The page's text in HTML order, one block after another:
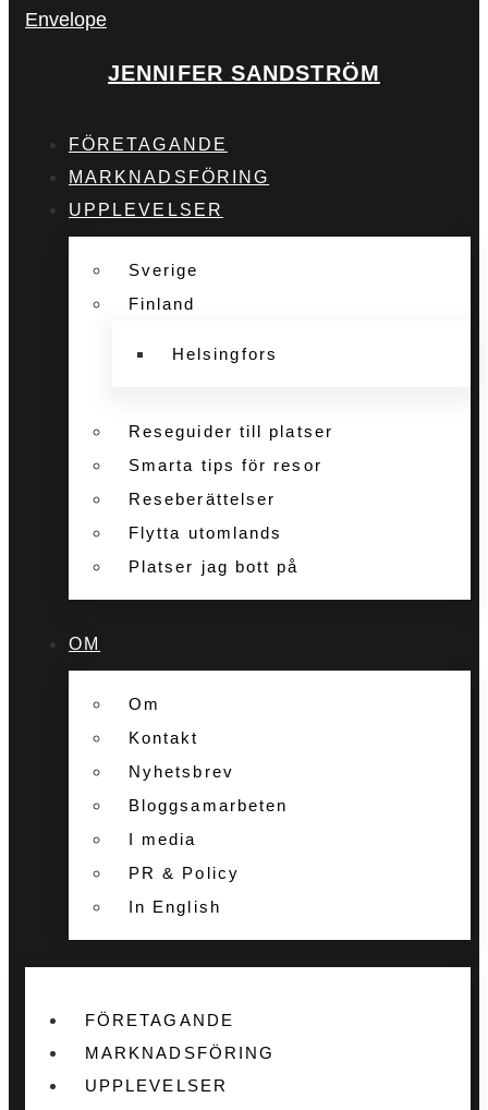
Envelope
JENNIFER SANDSTRÖM
FÖRETAGANDE
MARKNADSFÖRING
UPPLEVELSER
Sverige
Finland
Helsingfors
Reseguider till platser
Smarta tips för resor
Reseberättelser
Flytta utomlands
Platser jag bott på
OM
Om
Kontakt
Nyhetsbrev
Bloggsamarbeten
I media
PR & Policy
In English
FÖRETAGANDE
MARKNADSFÖRING
UPPLEVELSER